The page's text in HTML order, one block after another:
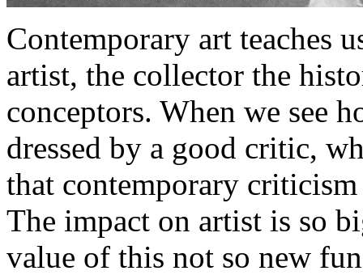
Contemporary art teaches
artist, the collector the
conceptors. When we see
dressed by a good critic,
that contemporary
The impact on artist is so
value of this not so new